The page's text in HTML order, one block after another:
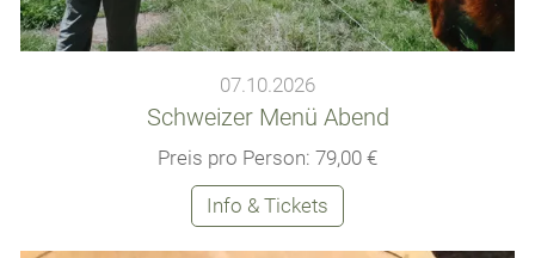
07.10.2026
Schweizer Menü Abend
Preis pro Person: 79,00 €
Info & Tickets